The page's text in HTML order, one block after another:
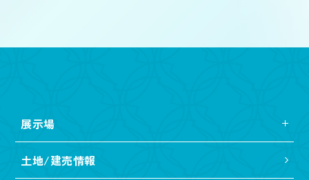
展示場
土地/建売情報